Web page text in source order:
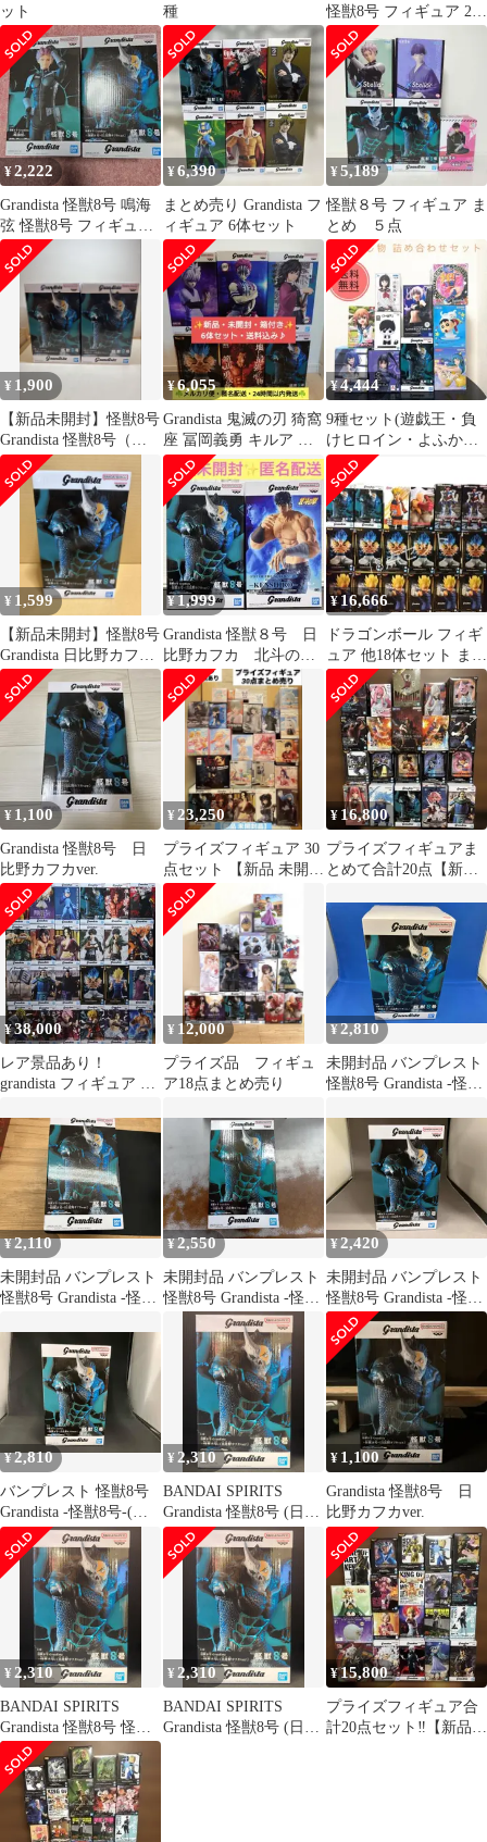
ット 種
怪獣8号 フィギュア 2種
セット
¥2,222
Grandista 怪獣8号 鳴海
弦 怪獣8号 フィギュア
2種セット
¥6,390
まとめ売り Grandista フ
ィギュア 6体セット
¥5,189
怪獣８号 フィギュア ま
とめ ５点
¥ 1,900
【新品未開封】怪獣8号
Grandista 怪獣8号（日
比野カフカver.）2個
¥6,055
Grandista 鬼滅の刃 猗窩
座 冨岡義勇 キルア ゴ
ジータ 範馬勇次郎 他
¥4,444
9種セット(遊戯王・負
けヒロイン・よふかし
のうた・うる星やつら
ほか)
¥ 1,599
【新品未開封】怪獣8号
Grandista 日比野カフカ
フィギュア
¥1,999
Grandista 怪獣８号 日
比野カフカ 北斗の
拳 ケンシロウ 2体セ
ット
¥16,666
ドラゴンボール フィギ
ュア 他18体セット まと
め売り
¥ 1,100
Grandista 怪獣8号 日
比野カフカver.
¥ 23,250
プライズフィギュア 30
点セット 【新品 未開封
品】
¥ 16,800
プライズフィギュアま
とめて合計20点【新
不可
¥38,000
レア景品あり！
grandista フィギュア ま
¥ 12,000
プライズ品 フィギュ
ア18点まとめ売り
¥2,810
未開封品 バンプレスト
怪獣8号 Grandista -怪獣
怪獣8号
¥2,110
未開封品 バンプレスト
怪獣8号 Grandista -怪獣
怪獣8号
¥2,550
未開封品 バンプレスト
怪獣8号 Grandista -怪獣
8号-(日比野カフカver.)
怪獣8号
¥2,420
未開封品 バンプレスト
怪獣8号 Grandista -怪獣
8号-(日比野カフカver.)
怪獣8号
¥2,810
バンプレスト 怪獣8号
Grandista -怪獣8号-(日
比野カフカver.) 怪獣8
号
¥2,310
BANDAI SPIRITS
Grandista 怪獣8号 (日比
野カフカver.)
¥ 1,100
Grandista 怪獣8号 日
比野カフカver.
¥ 2,310
BANDAI SPIRITS
Grandista 怪獣8号 怪獣8
号 (日比野カフカver.)
¥ 2,310
BANDAI SPIRITS
Grandista 怪獣8号 (日比
¥15,800
プライズフィギュア合
計20点セット‼︎【新品】